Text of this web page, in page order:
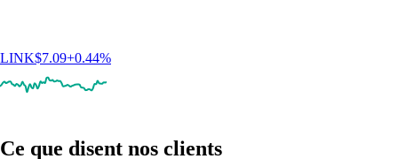
LINK$7.09+0.44%
Ce que disent nos clients